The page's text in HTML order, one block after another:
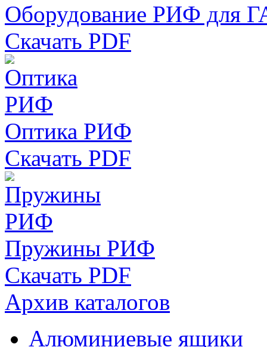
Оборудование РИФ для
Скачать PDF
Оптика РИФ
Скачать PDF
Пружины РИФ
Скачать PDF
Архив каталогов
Алюминиевые ящики